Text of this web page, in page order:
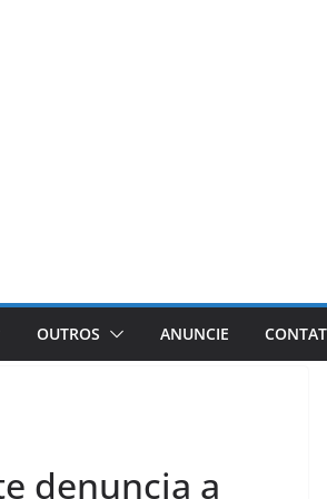
OUTROS ANUNCIE
denuncia a